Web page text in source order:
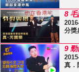
8
分獎
9
真．